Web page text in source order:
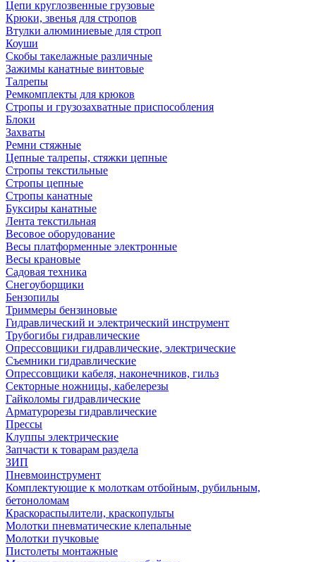
Цепи круглозвенные грузовые
Крюки, звенья для стропов
Втулки алюминиевые для строп
Коуши
Скобы такелажные различные
Зажимы канатные винтовые
Талрепы
Ремкомплекты для крюков
Стропы и грузозахватные приспособления
Блоки
Захваты
Ремни стяжные
Цепные талрепы, стяжки цепные
Стропы текстильные
Стропы цепные
Стропы канатные
Буксиры канатные
Лента текстильная
Весовое оборудование
Весы платформенные электронные
Весы крановые
Садовая техника
Снегоуборщики
Бензопилы
Триммеры бензиновые
Гидравлический и электрический инструмент
Трубогибы гидравлические
Опрессовщики гидравлические, электрические
Съемники гидравлические
Опрессовщики кабеля, наконечников, гильз
Секторные ножницы, кабелерезы
Гайколомы гидравлические
Арматурорезы гидравлические
Прессы
Клуппы электрические
Запчасти к товарам раздела
ЗИП
Пневмоинструмент
Комплектующие к молоткам отбойным, рубильным,
бетоноломам
Краскораспылители, краскопульты
Молотки пневматические клепальные
Молотки пучковые
Пистолеты монтажные